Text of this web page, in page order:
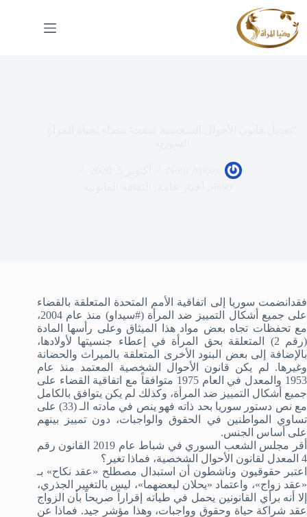
إلى
المحتوى
فقدانضمت سوريا إلى اتفاقية الأمم المتحدة المتعلقة بالقضاء
على جميع أشكال التمييز ضد المرأة (#سيداو) منذ عام 2004،
مع تحفظات تجاه بعض مواد هذا الميثاق وعلى رأسها المادة
(رقم 2) المتعلقة بحق المرأة في إعطاء جنسيتها لأولادها،
بالإضافة إلى بعض البنود الأخرى المتعلقة بالميراث والحضانة
وغيرها. لم يكن قانون الأحوال الشخصية المعتمد منذ عام
1953 والمعدل في العام 1975 متوافقاً مع اتفاقية القضاء على
جميع أشكال التمييز ضد المرأة، وكذلك لم يكن يتوافق بالكامل
مع نص دستور سوريا بحد ذاته فهو ينص في مادته الـ (33) على
تساوي المواطنين في الحقوق والواجبات، دون تمييز بينهم
على أساس الجنس.
أقر مجلس الشعب السوري في شباط عام 2019 القانون رقم
4 المعدل لقانون الأحوال الشخصية، فماذا تغير؟
اعتبر حقوقيون وناشطون أن استبدال مصطلح «عقد نكاح» بـ
«عقد زواج»، واعتماد «يحلان لبعضهما»، ليس بالتغيير الجذري،
إلا أنه برأي القانونين يحمل في طياته إقراراً صريحاً بأن الزواج
عقد شراكة حياة وحقوق وواجبات، وهذا مؤشر جيد. فماذا عن